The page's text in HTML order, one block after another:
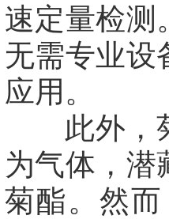
速定量检测
无需专业设
应用。
此外，菊
为气体，潜
菊酯。然